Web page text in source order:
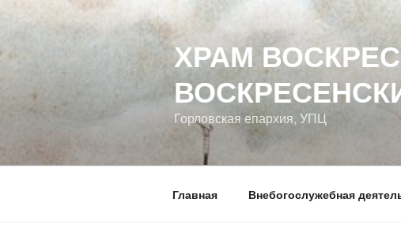
содержимому
ХРАМ
Горловская епархия, УПЦ
Главная Внебогослужебная